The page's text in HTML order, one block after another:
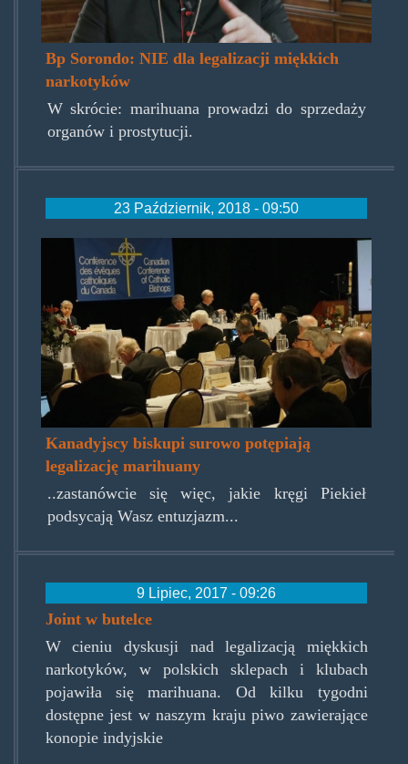
Bp Sorondo: NIE dla legalizacji miękkich
narkotyków
W skrócie: marihuana prowadzi do sprzedaży
organów i prostytucji.
23 Październik, 2018 - 09:50
canadianbishops.jpg
Kanadyjscy biskupi surowo potępiają
legalizację marihuany
..zastanówcie się więc, jakie kręgi Piekieł
podsycają Wasz entuzjazm...
9 Lipiec, 2017 - 09:26
Joint w butelce
W cieniu dyskusji nad legalizacją miękkich
narkotyków, w polskich sklepach i klubach
pojawiła się marihuana. Od kilku tygodni
dostępne jest w naszym kraju piwo zawierające
konopie indyjskie